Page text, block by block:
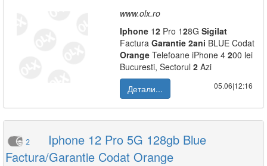
www.olx.ro
Iphone 12 Pro 128G Sigilat
Factura Garantie 2ani BLUE Codat
Orange Telefoane iPhone 4 200 lei
Bucuresti, Sectorul 2 Azi
Детали...
05.06|12:16
2
Iphone 12 Pro 5G 128gb Blue
Factura/Garantie Codat Orange